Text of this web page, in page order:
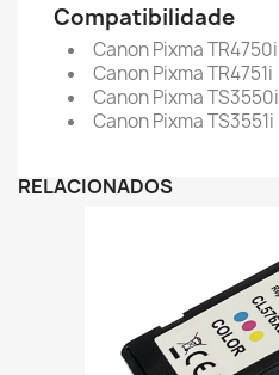
Compatibilidade
Canon Pixma TR4750i
Canon Pixma TR4751i
Canon Pixma TS3550i
Canon Pixma TS3551i
RELACIONADOS